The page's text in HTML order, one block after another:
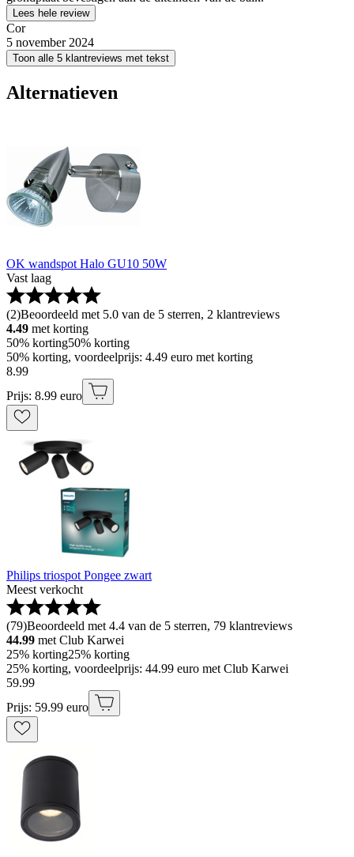
Lees hele review
Cor
5 november 2024
Toon alle 5 klantreviews met tekst
Alternatieven
OK wandspot Halo GU10 50W
Vast laag
(2)Beoordeeld met 5.0 van de 5 sterren, 2 klantreviews
4.49 met korting
50% korting50% korting
50% korting, voordeelprijs: 4.49 euro met korting
8.99
Prijs: 8.99 euro
Philips triospot Pongee zwart
Meest verkocht
(79)Beoordeeld met 4.4 van de 5 sterren, 79 klantreviews
44.99 met Club Karwei
25% korting25% korting
25% korting, voordeelprijs: 44.99 euro met Club Karwei
59.99
Prijs: 59.99 euro